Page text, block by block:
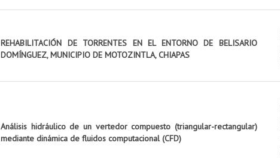
REHABILITACIÓN DE TORRENTES EN EL ENTORNO DE BELISARIO
DOMÍNGUEZ, MUNICIPIO DE MOTOZINTLA, CHIAPAS
Análisis hidráulico de un vertedor compuesto (triangular-rectangular)
mediante dinámica de fluidos computacional (CFD)